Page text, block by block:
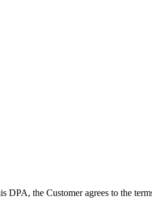
the Customer agrees to the